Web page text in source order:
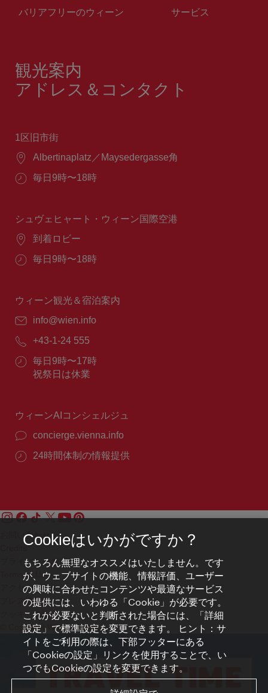
バリアフリーのウィーン サービス
観光案内
アドレス＆コンタクト
1区旧市街
場
Albertinaplatz／Maysedergasse角
営
間：
毎日9時〜18時
シュヴェヒャート・ウィーン国際空港
場
到着ロビー
営
間：
毎日9時〜18時
ウィーン観光＆宿泊案内
E
ー
ル：
info@wien.info
電
番
号：
+43-1-24 555
営
業
毎日9時〜17時
祝祭日は休業
ウィーンAIコンシェルジュ
concierge.vienna.info
24時間体制の情報提供
お問い合わせ
Credits
プライバシーポリシー
Terms of Use
アクセシビリティ
プレス連絡先
クッキーの設定
© Copyright WienTourismus
Cookieはいかがですか？
もちろん無理なオススメはいたしません。です
が、ウェブサイトの機能、情報評価、ユーザー
の興味に合わせたコンテンツや最適なサービス
の提供には、いわゆる「Cookie」が必要です。
これが必要ないと判断された場合には、「詳細
設定」で標準設定を変更できます。 ヒント：サ
イトをご利用の際は、下部フッターにある
「Cookieの設定」リンクを使用することで、い
つでもCookieの設定を変更できます。